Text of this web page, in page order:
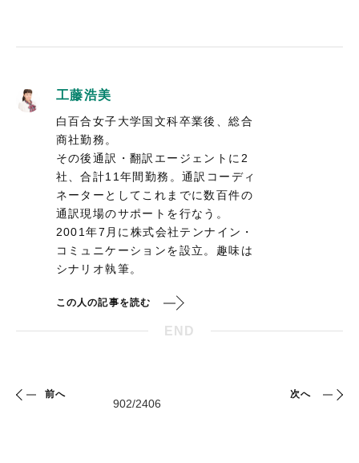
工藤浩美
白百合女子大学国文科卒業後、総合
商社勤務。
その後通訳・翻訳エージェントに2
社、合計11年間勤務。通訳コーディ
ネーターとしてこれまでに数百件の
通訳現場のサポートを行なう。
2001年7月に株式会社テンナイン・
コミュニケーションを設立。趣味は
シナリオ執筆。
この人の記事を読む
END
前へ 次へ